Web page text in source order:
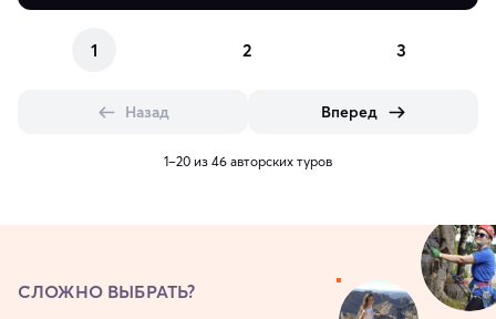
1 2 3
Назад Вперед
1–20 из 46 авторских туров
СЛОЖНО ВЫБРАТЬ?